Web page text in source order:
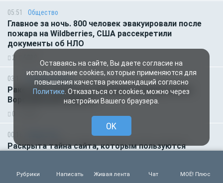
05:51 Общество
Главное за ночь. 800 человек эвакуировали после
пожара на Wildberries, США рассекретили
документы об НЛО
2
03:11 Происшествия
Ракетную опасность объявили посреди ночи в
Воронежской области
0
00:16
Раскрыта тайна сайта, которым пользуются
3747
Рубрики Написать Живая лента Чат МОЁ! Плюс
Оставаясь на сайте, Вы даете согласие на
использование cookies, которые применяются для
повышения качества рекомендаций согласно
Политике . Отказаться от cookies, можно через
настройки Вашего браузера.
OK